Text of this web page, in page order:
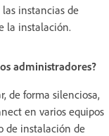
instancias de
la instalación.
administradores?
de forma silenciosa,
en varios equipos
de instalación de